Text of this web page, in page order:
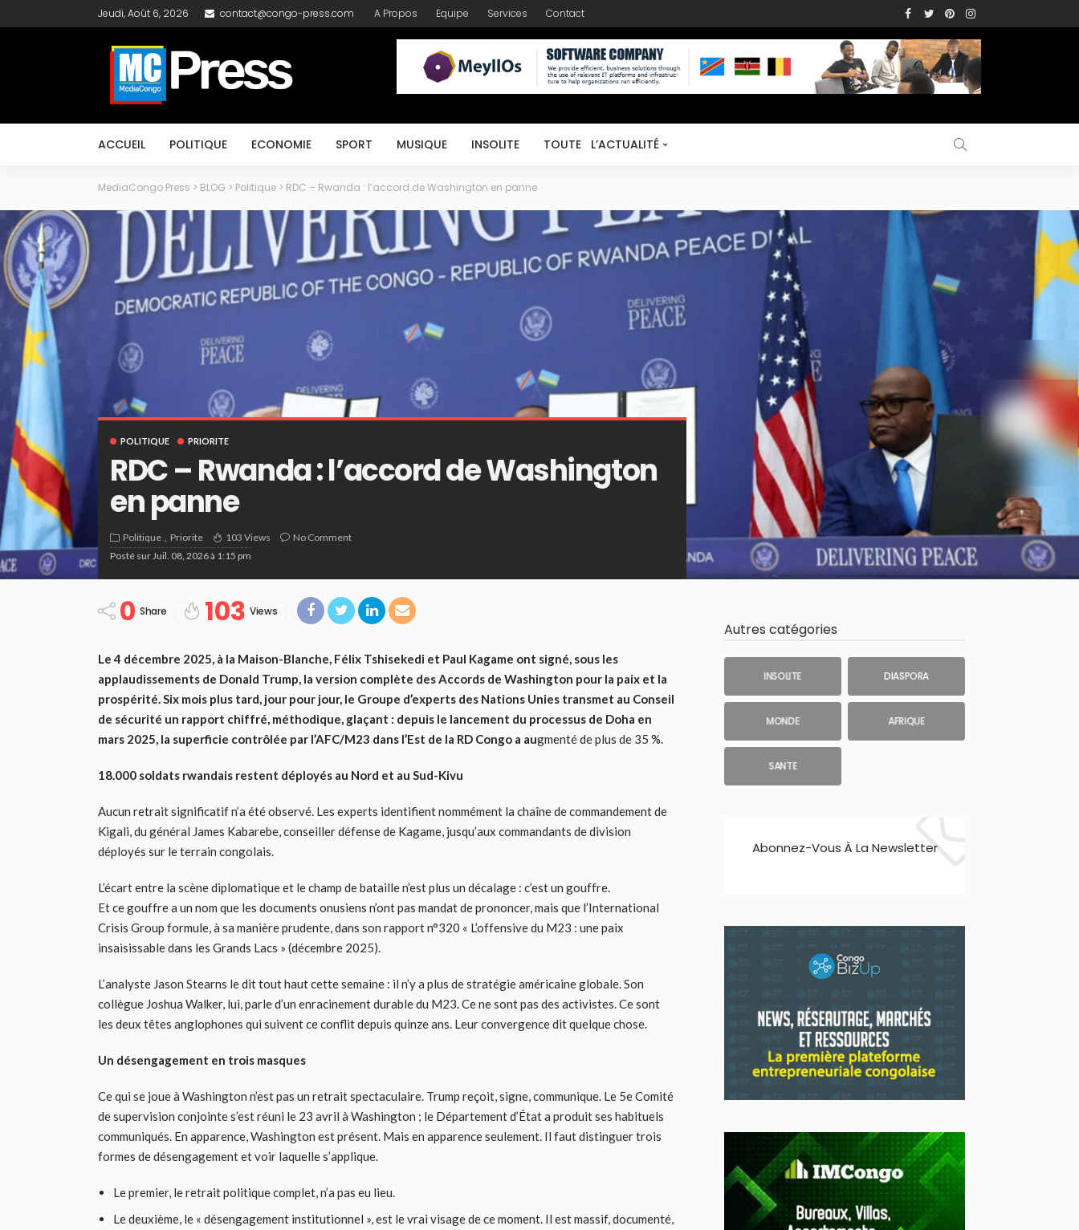
Jeudi, Août 6, 2026 contact@congo-press.com A Propos Equipe Services Contact
ACCUEIL POLITIQUE ECONOMIE SPORT MUSIQUE INSOLITE TOUTE L’ACTUALITÉ
MediaCongo Press > BLOG > Politique > RDC – Rwanda : l’accord de Washington en panne
POLITIQUE PRIORITE
RDC – Rwanda : l’accord de Washington
en panne
Politique Priorite 103 Views
No Comment
Posté surJuil. 08, 2026 à 1:15 pm
0 Share 103 Views
Le 4 décembre 2025, à la Maison-Blanche, Félix Tshisekedi et Paul Kagame ont signé, sous les
applaudissements de Donald Trump, la version complète des Accords de Washington pour la paix et la
prospérité. Six mois plus tard, jour pour jour, le Groupe d’experts des Nations Unies transmet au Conseil
de sécurité un rapport chiffré, méthodique, glaçant : depuis le lancement du processus de Doha en
mars 2025, la superficie contrôlée par l’AFC/M23 dans l’Est de la RD Congo a augmenté de plus de 35 %.
18.000 soldats rwandais restent déployés au Nord et au Sud-Kivu
Aucun retrait significatif n’a été observé. Les experts identifient nommément la chaîne de commandement de
Kigali, du général James Kabarebe, conseiller défense de Kagame, jusqu’aux commandants de division
déployés sur le terrain congolais.
L’écart entre la scène diplomatique et le champ de bataille n’est plus un décalage : c’est un gouffre.
Et ce gouffre a un nom que les documents onusiens n’ont pas mandat de prononcer, mais que l’International
Crisis Group formule, à sa manière prudente, dans son rapport n°320 « L’offensive du M23 : une paix
insaisissable dans les Grands Lacs » (décembre 2025).
L’analyste Jason Stearns le dit tout haut cette semaine : il n’y a plus de stratégie américaine globale. Son
collègue Joshua Walker, lui, parle d’un enracinement durable du M23. Ce ne sont pas des activistes. Ce sont
les deux têtes anglophones qui suivent ce conflit depuis quinze ans. Leur convergence dit quelque chose.
Un désengagement en trois masques
Ce qui se joue à Washington n’est pas un retrait spectaculaire. Trump reçoit, signe, communique. Le 5e Comité
de supervision conjointe s’est réuni le 23 avril à Washington ; le Département d’État a produit ses habituels
communiqués. En apparence, Washington est présent. Mais en apparence seulement. Il faut distinguer trois
formes de désengagement et voir laquelle s’applique.
Le premier, le retrait politique complet, n’a pas eu lieu.
Le deuxième, le « désengagement institutionnel », est le vrai visage de ce moment. Il est massif, documenté,
Autres catégories
INSOLITE DIASPORA
MONDE AFRIQUE
SANTE
Abonnez-Vous À La Newsletter